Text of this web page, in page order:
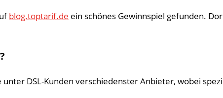
blog.toptarif.de ein schönes Gewinnspiel gefunden.
DSL-Kunden verschiedenster Anbieter, wobei